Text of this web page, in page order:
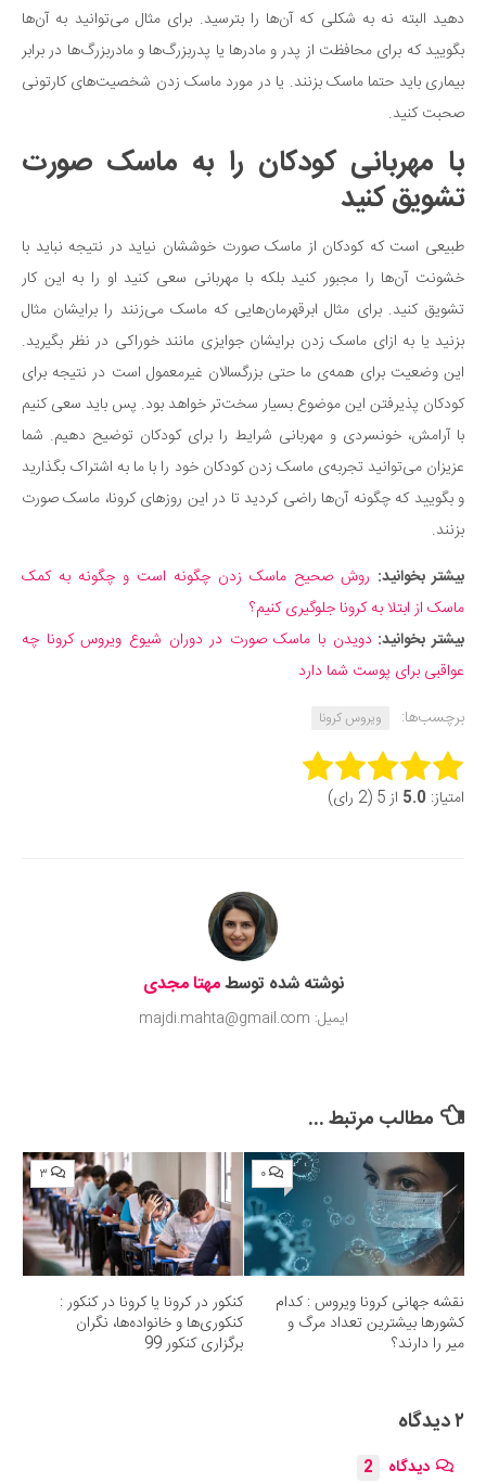
دهید البته نه به شکلی که آن‌ها را بترسید. برای مثال می‌توانید به آن‌ها
بگویید که برای محافظت از پدر و مادرها یا پدربزرگ‌ها و مادربزرگ‌ها در برابر
بیماری باید حتما ماسک بزنند. یا در مورد ماسک زدن شخصیت‌های کارتونی
صحبت کنید.
با مهربانی کودکان را به ماسک صورت
تشویق کنید
طبیعی است که کودکان از ماسک صورت خوششان نیاید در نتیجه نباید با
خشونت ‌آن‌ها را مجبور کنید بلکه با مهربانی سعی کنید او را به این کار
تشویق کنید. برای مثال ابرقهرمان‌هایی که ماسک می‌زنند را برایشان مثال
بزنید یا به ازای ماسک زدن برایشان جوایزی مانند خوراکی در نظر بگیرید.
این وضعیت برای همه‌ی ما حتی بزرگسالان غیرمعمول است در نتیجه برای
کودکان پذیرفتن این موضوع بسیار سخت‌تر خواهد بود. پس باید سعی کنیم
با آرامش، خونسردی و مهربانی شرایط را برای کودکان توضیح دهیم. شما
عزیزان ‌می‌توانید تجربه‌ی ماسک زدن کودکان خود را با ما به اشتراک بگذارید
و بگویید که چگونه آن‌ها راضی کردید تا در این روزهای کرونا، ماسک صورت
بزنند.
بیشتر بخوانید:‌ روش صحیح ماسک زدن چگونه است و چگونه به کمک
ماسک از ابتلا به کرونا جلوگیری کنیم؟
بیشتر بخوانید: دویدن با ماسک صورت در دوران شیوع ویروس کرونا چه
عواقبی برای پوست شما دارد
برچسب‌ها:
ویروس کرونا
Rate this item:
امتیاز: 5.0 از 5 (2 رای)
نوشته شده توسطمهتا مجدی
ایمیل: majdi.mahta@gmail.com
مطالب مرتبط ...
۰
نقشه جهانی کرونا ویروس : کدام
کشورها بیشترین تعداد مرگ و
میر را دارند؟
۳
کنکور در کرونا یا کرونا در کنکور :
کنکوری‌ها و خانواده‌ها، نگران
برگزاری کنکور 99
۲ دیدگاه
دیدگاه 2